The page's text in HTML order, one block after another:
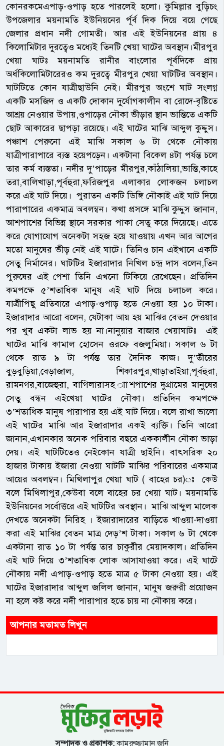
কোনরকমেএপাড়-ওপাড় হতে পারলেই হলো। কুমিল্লার বুড়িচং
উপজেলার ময়নামতি ইউনিয়নের র্পূর্ব দিক দিয়ে বয়ে গেছে
জেলার প্রধান নদী গোমতী। আর এই ইউনিয়নের প্রায় ৪
কিলোমিটার দুরত্বেও মধ্যেই তিনটি খেয়া ঘাটের অবস্থান।মীরপুর
খেয়া ঘাটঃ ময়নামতি রানীর বাংলোর পূর্বদিকে প্রায়
অর্ধকিলোমিটারেরও কম দুরত্বে মীরপুর খেয়া ঘাটটির অবস্থান।
ঘাটটিতে কোন যাত্রীছাউনি নেই। মীরপুর অংশে ঘাট সংলগ্ন
একটি মসজিদ ও একটি দোকান দুর্যোগকালীন বা রোদে-বৃষ্টিতে
আশ্রয় নেওয়ার উপায়,ওপাড়ের নৌকা ভীড়ার স্থান ভান্তিতে একটি
ছোট আকারের ছাপড়া রয়েছে। এই ঘাটের মাঝি আব্দুল কুদ্দুস।
পঞ্চাশ পেরুনো এই মাঝি সকাল ৬ টা থেকে নৌকায়
যাত্রীপারাপারে ব্যস্ত হয়েপড়েন। একটানা বিকেল ৪টা পর্যন্ত চলে
তার কর্ম ব্যস্ততা। নদীর দু’পাড়ের মীরপুর,কাঁঠালিয়া,ভান্তি,কাহে
তরা,বালিখাড়া,পূর্বহুরা,ফরিজপুর এলাকার লোকজন চলাচল
করে এই ঘাট দিয়ে। পুরাতন একটি ডিঙ্গি নৌকাই এই ঘাট দিয়ে
পারাপারের একমাত্র অবলম্বন। কথা প্রসঙ্গে মাঝি কুদ্দুস জানান,
আশপাশের বিভিন্ন স্থানে সরকার পাকা সেতু করে দিয়েছে। এতে
করে যোগাযোগ অনেকটা সহজ হয়ে যাওয়ায় এখন আর আগের
মতো মানুষের ভীড় নেই এই ঘাটে। তিনিও চান এইখানে একটি
সেতু নির্মানের। ঘাটটির ইজারাদার নিখিল চন্দ্র দাস বলেন,তিন
পুরুষের এই পেশা তিনি এখনো টিকিয়ে রেখেছেন। প্রতিদিন
কমপক্ষে ৫’শতাধিক মানুষ এই ঘাট দিয়ে চলাচল করে।
যাত্রীপিছু প্রতিবারে এপাড়-ওপাড় হতে নেওয়া হয় ১০ টাকা।
ইজারাদার আরো বলেন, যেটাকা আয় হয় মাঝির বেতন দেওয়ার
পর খুব একটা লাভ হয় না।নানুয়ার বাজার খেয়াঘাটঃ এই
ঘাটের মাঝি কামাল হোসেন ওরফে বজলুমিয়া। সকাল ৬ টা
থেকে রাত ৯ টা পর্যন্ত তার দৈনিক কাজ। দু’তীরের
বুড়বুড়িয়া,বেড়াজাল, শিকারপুর,খাড়াতাইয়া,পূর্বহুরা,
রামনগর,বাজেহুরা, বাগিলারাসহ াাশপাশের দুগ্রামের মানুষের
সেতু বন্ধন এইখেয়া ঘাটের নৌকা। প্রতিদিন কমপক্ষে
৩’শতাধিক মানুষ পারাপার হয় এই ঘাট দিয়ে। বলে রাখা ভালো
এই ঘাটের মাঝি আর ইজারাদার একই ব্যক্তি। তিনি আরো
জানান,এখানকার অনেক পরিবার বছরে এককালীন নৌকা ভাড়া
দেয়। এই ঘাটটিতেও নেইকোন যাত্রী ছাইনি। বাৎসরিক ২০
হাজার টাকায় ইজারা নেওয়া ঘাটটি মাঝির পরিবারের একমাত্র
আয়ের অবলম্বন। মিথিলাপুর খেয়া ঘাট ( বাহের চর)ঃ কেউ
বলে মিথিলাপুর,কেউবা বলে বাহের চর খেয়া ঘাট। ময়নামতি
ইউনিয়নের সর্বোত্তরে এই ঘাটটির অবস্থান। মাঝি আব্দুল মালেক
দেখতে অনেকটা নিরিহ । ইজারাদারের বাড়িতে খাওয়া-দাওয়া
করা এই মাঝির বেতন মাত্র দেড়’শ টাকা। সকাল ৬ টা থেকে
একটানা রাত ১০ টা পর্যন্ত তার চাকুরীর মেয়াদকাল। প্রতিদিন
এই ঘাট দিয়ে ৩’শতাধিক লোক আসাযাওয়া করে। এই ঘাটে
নৌকায় নদী এপাড়-ওপাড় হতে মাত্র ৫ টাকা নেওয়া হয়। এই
ঘাটের ইজারাদার আব্দুল জলিল জানান, মানুষ জরুরী প্রয়োজন
না হলে কষ্ট করে নদী পারাপার হতে চায় না নৌকায় করে।
আপনার মতামত লিখুন
সম্পাদক ও প্রকাশক:কামরুজ্জামান জনি